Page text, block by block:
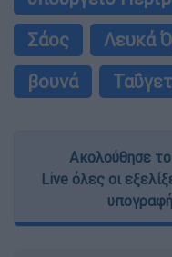
Σάος
Λευκά
βουνά
Ακολούθησε
Live όλες οι